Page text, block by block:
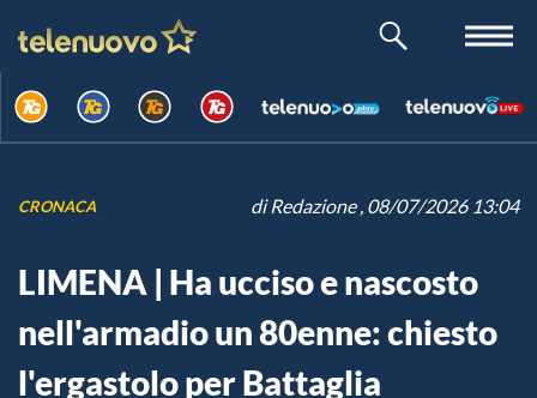
CRONACA diRedazione, 08/07/2026 13:04
LIMENA | Ha ucciso e nascosto
nell'armadio un 80enne: chiesto
l'ergastolo per Battaglia